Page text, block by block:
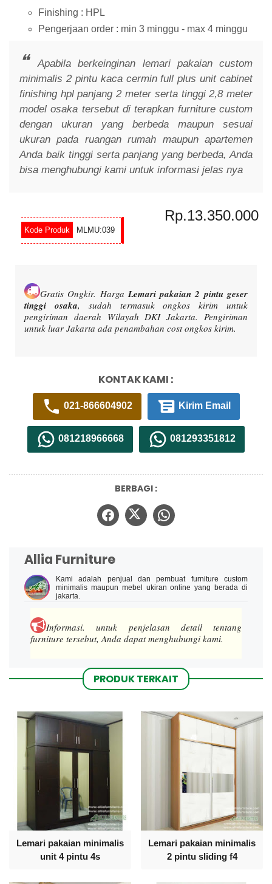
Finishing : HPL
Pengerjaan order : min 3 minggu - max 4 minggu
Apabila berkeinginan lemari pakaian custom
minimalis 2 pintu kaca cermin full plus unit cabinet
finishing hpl panjang 2 meter serta tinggi 2,8 meter
model osaka tersebut di terapkan furniture custom
dengan ukuran yang berbeda maupun sesuai
ukuran pada ruangan rumah maupun apartemen
Anda baik tinggi serta panjang yang berbeda, Anda
bisa menghubungi kami untuk informasi jelas nya
MLMU:039
Rp.13.350.000
Gratis Ongkir. Harga Lemari pakaian 2 pintu geser
tinggi osaka, sudah termasuk ongkos kirim untuk
pengiriman daerah Wilayah DKI Jakarta. Pengiriman
untuk luar Jakarta ada penambahan cost ongkos kirim.
KONTAK KAMI :
021-866604902 Kirim Email
081218966668 081293351812
BERBAGI :
Allia Furniture
Kami adalah penjual dan pembuat furniture custom
minimalis maupun mebel ukiran online yang berada di
jakarta.
Informasi.untuk penjelasan detail tentang
furniture tersebut, Anda dapat menghubungi kami.
PRODUK TERKAIT
Lemari pakaian minimalis
unit 4 pintu 4s
Lemari pakaian minimalis
2 pintu sliding f4